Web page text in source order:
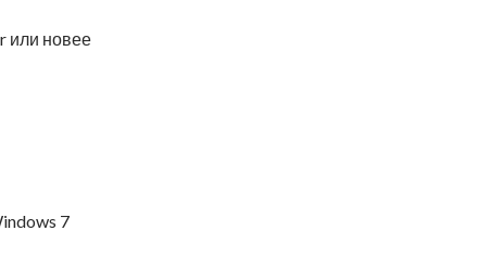
или новее
7